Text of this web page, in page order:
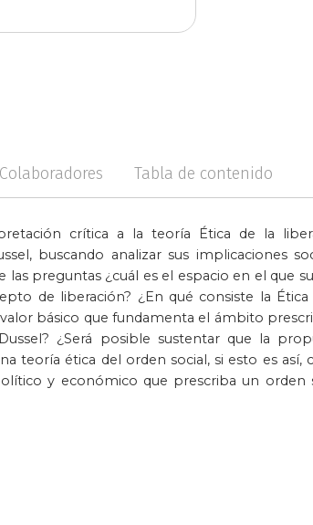
Lenguas
Periodismo
Psicología
crítica a la teoría Ética de la
buscando analizar sus implicaciones
preguntas ¿cuál es el espacio en el que
de liberación? ¿En qué consiste la Ética
básico que fundamenta el ámbito
¿Será posible sustentar que la
teoría ética del orden social, si esto es así,
y económico que prescriba un orden
Colaboradores Tabla de contenido